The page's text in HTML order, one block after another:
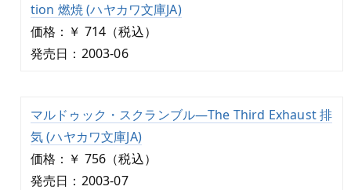
tion 燃焼 (ハヤカワ文庫JA)
価格：￥ 714（税込）
発売日：2003-06
マルドゥック・スクランブル―The Third Exhaust 排
気 (ハヤカワ文庫JA)
価格：￥ 756（税込）
発売日：2003-07